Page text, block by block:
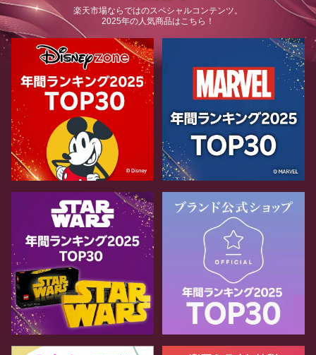
楽天市場ならではのスペシャルコンテンツ。
2025年の人気商品はこちら！